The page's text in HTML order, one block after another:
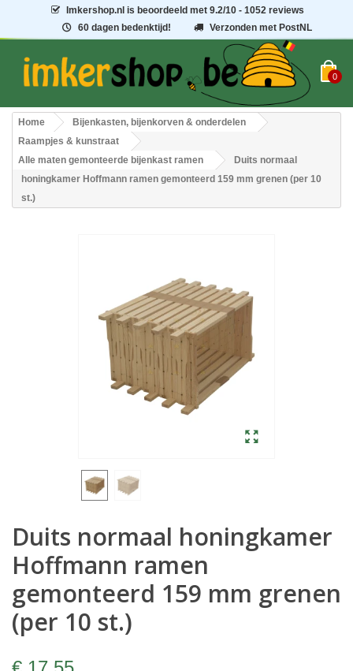
Imkershop.nl is beoordeeld met9.2/10 - 1052 reviews
60 dagen bedenktijd!
Verzonden met PostNL
0
Home
Bijenkasten, bijenkorven & onderdelen
Raampjes & kunstraat
Alle maten gemonteerde bijenkast ramen
Duits normaal
honingkamer Hoffmann ramen gemonteerd 159 mm grenen (per 10
st.)
Duits normaal honingkamer
Hoffmann ramen
gemonteerd 159 mm grenen
(per 10 st.)